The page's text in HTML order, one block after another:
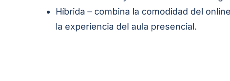
Híbrida – combina la comodidad del
la experiencia del aula presencial.